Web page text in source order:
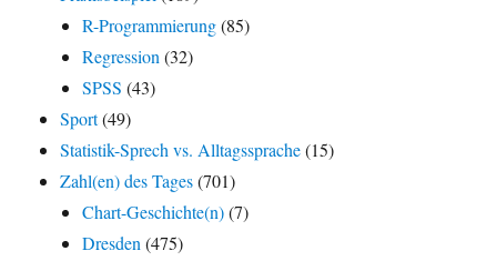
R-Programmierung(85)
Regression (32)
SPSS (43)
Sport(49)
Statistik-Sprech vs. Alltagssprache(15)
Zahl(en) des Tages(701)
Chart-Geschichte(n)(7)
Dresden (475)